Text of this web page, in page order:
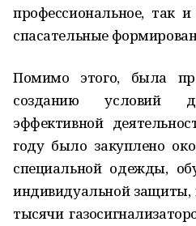
профессиональное, так
спасательные
Помимо этого, была
созданию условий
эффективной
году было закуплено
специальной одежды,
индивидуальной защиты,
тысячи